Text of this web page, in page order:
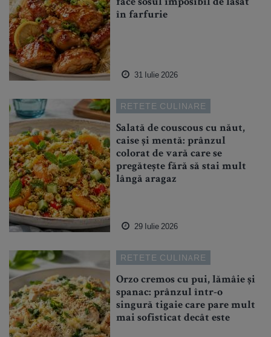
face sosul imposibil de lăsat
în farfurie
31 Iulie 2026
RETETE CULINARE
Salată de couscous cu năut,
caise și mentă: prânzul
colorat de vară care se
pregătește fără să stai mult
lângă aragaz
29 Iulie 2026
RETETE CULINARE
Orzo cremos cu pui, lămâie și
spanac: prânzul într-o
singură tigaie care pare mult
mai sofisticat decât este